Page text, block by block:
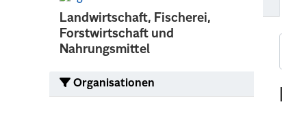
Landwirtschaft, Fischerei,
Forstwirtschaft und
Nahrungsmittel
Organisationen